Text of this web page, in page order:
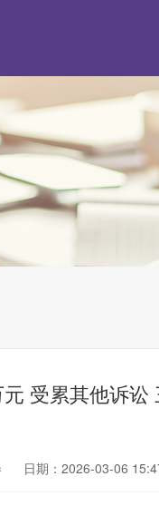
受累其他诉讼
日期：2026-03-06